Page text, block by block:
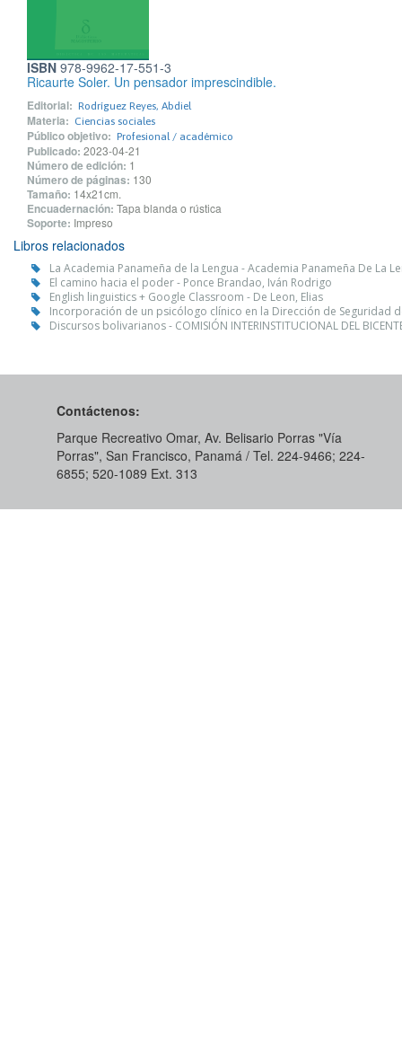
ISBN 978-9962-17-551-3
Ricaurte Soler. Un pensador imprescindible.
Editorial: Rodríguez Reyes, Abdiel
Materia: Ciencias sociales
Público objetivo: Profesional / académico
Publicado: 2023-04-21
Número de edición: 1
Número de páginas: 130
Tamaño: 14x21cm.
Encuadernación: Tapa blanda o rústica
Soporte: Impreso
Libros relacionados
La Academia Panameña de la Lengua - Academia Panameña De La
El camino hacia el poder - Ponce Brandao, Iván Rodrigo
English linguistics + Google Classroom - De Leon, Elias
Incorporación de un psicólogo clínico en la Dirección de Seguridad
Discursos bolivarianos - COMISIÓN INTERINSTITUCIONAL DEL
Contáctenos:
Parque Recreativo Omar, Av. Belisario Porras "Vía
Porras", San Francisco, Panamá / Tel. 224-9466; 224-
6855; 520-1089​ Ext. 313